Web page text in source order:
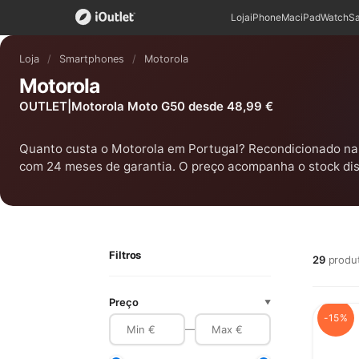
LojaiPhoneMaciPadWatch
Loja / Smartphones / Motorola
Motorola
OUTLET|Motorola Moto G50 desde 48,99 €
Quanto custa o Motorola em Portugal? Recondicionado
com 24 meses de garantia. O preço acompanha o stock
Filtros
Preço ▼
—
29
-15%